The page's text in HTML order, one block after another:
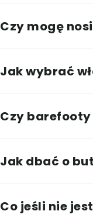
Czy mogę
Jak wybrać
Czy
Jak dbać o
Co jeśli nie